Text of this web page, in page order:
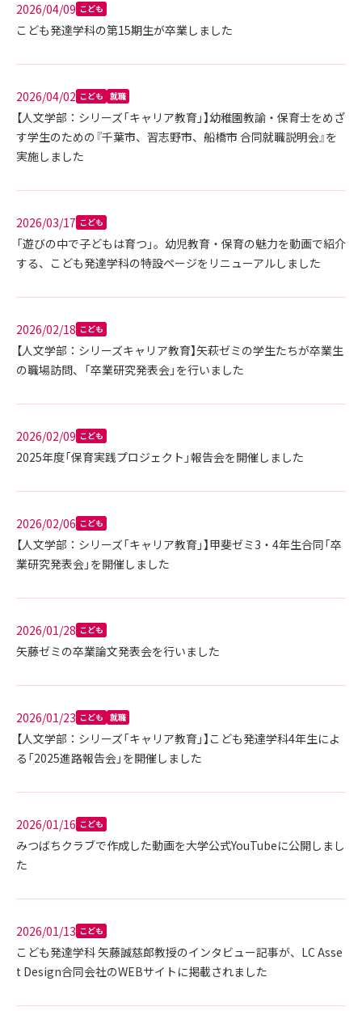
2026/04/09 こども
こども発達学科の第15期生が卒業しました
2026/04/02 こども 就職
【人文学部：シリーズ「キャリア教育」】幼稚園教諭・保育士をめざ
す学生のための『千葉市、習志野市、船橋市 合同就職説明会』を
実施しました
2026/03/17 こども
「遊びの中で子どもは育つ」。幼児教育・保育の魅力を動画で紹介
する、こども発達学科の特設ページをリニューアルしました
2026/02/18 こども
【人文学部：シリーズキャリア教育】矢萩ゼミの学生たちが卒業生
の職場訪問、「卒業研究発表会」を行いました
2026/02/09 こども
2025年度「保育実践プロジェクト」報告会を開催しました
2026/02/06 こども
【人文学部：シリーズ「キャリア教育」】甲斐ゼミ3・4年生合同「卒
業研究発表会」を開催しました
2026/01/28 こども
矢藤ゼミの卒業論文発表会を行いました
2026/01/23 こども 就職
【人文学部：シリーズ「キャリア教育」】こども発達学科4年生によ
る「2025進路報告会」を開催しました
2026/01/16 こども
みつばちクラブで作成した動画を大学公式YouTubeに公開しまし
た
2026/01/13 こども
こども発達学科 矢藤誠慈郎教授のインタビュー記事が、LC Asse
t Design合同会社のWEBサイトに掲載されました